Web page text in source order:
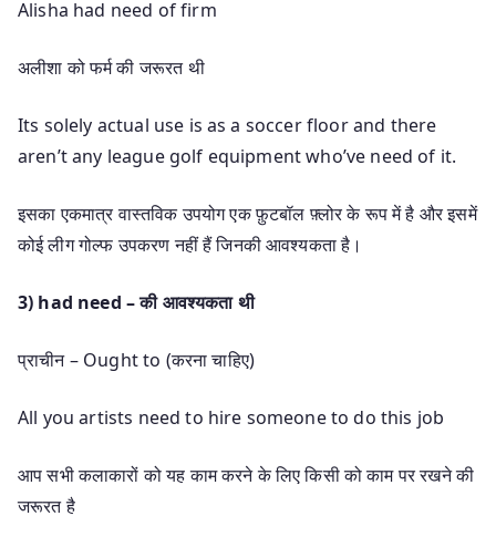
Alisha had need of firm
अलीशा को फर्म की जरूरत थी
Its solely actual use is as a soccer floor and there
aren’t any league golf equipment who’ve need of it.
इसका एकमात्र वास्तविक उपयोग एक फ़ुटबॉल फ़्लोर के रूप में है और इसमें
कोई लीग गोल्फ उपकरण नहीं हैं जिनकी आवश्यकता है।
3) had need – की आवश्यकता थी
प्राचीन – Ought to (करना चाहिए)
All you artists need to hire someone to do this job
आप सभी कलाकारों को यह काम करने के लिए किसी को काम पर रखने की
जरूरत है